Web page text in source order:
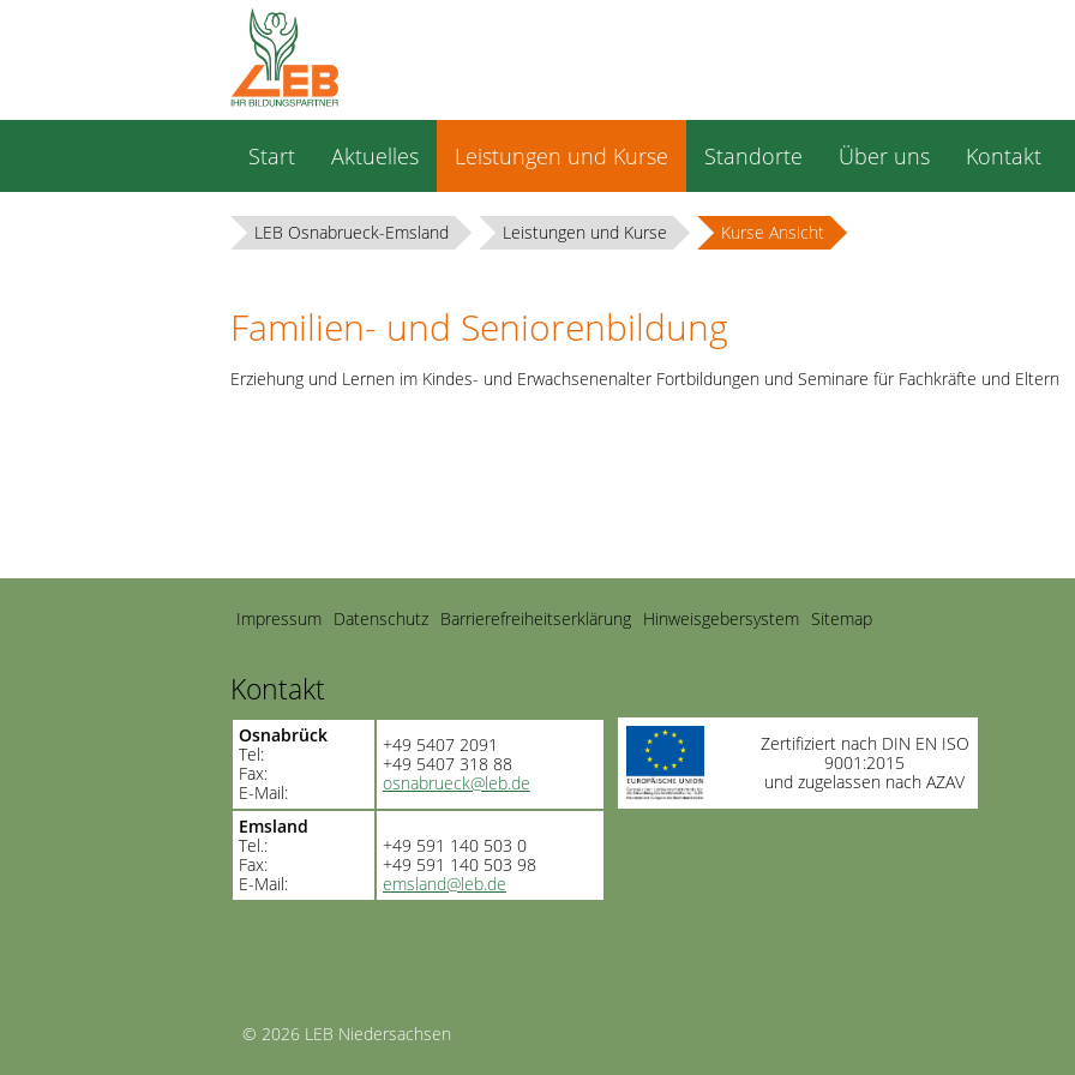
überspringen
Start Aktuelles Leistungen und Kurse Standorte Über uns Kontakt
LEB Osnabrueck-Emsland Leistungen und Kurse Kurse Ansicht
Familien- und Seniorenbildung
Erziehung und Lernen im Kindes- und Erwachsenenalter Fortbildungen und Seminare für Fachkräfte und Eltern
Navigation
überspringen
Impressum Datenschutz Barrierefreiheitserklärung Hinweisgebersystem Sitemap
Kontakt
Osnabrück
Tel:
Fax:
E-Mail:
+49 5407 2091
+49 5407 318 88
osnabrueck@leb.de
Emsland
Tel.:
Fax:
E-Mail:
+49 591 140 503 0
+49 591 140 503 98
emsland@leb.de
Zertifiziert nach DIN EN ISO
9001:2015
und zugelassen nach AZAV
© 2026 LEB Niedersachsen